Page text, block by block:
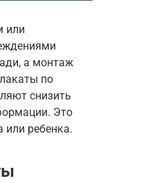
или
а монтаж
по
снизить
Это
или ребенка.